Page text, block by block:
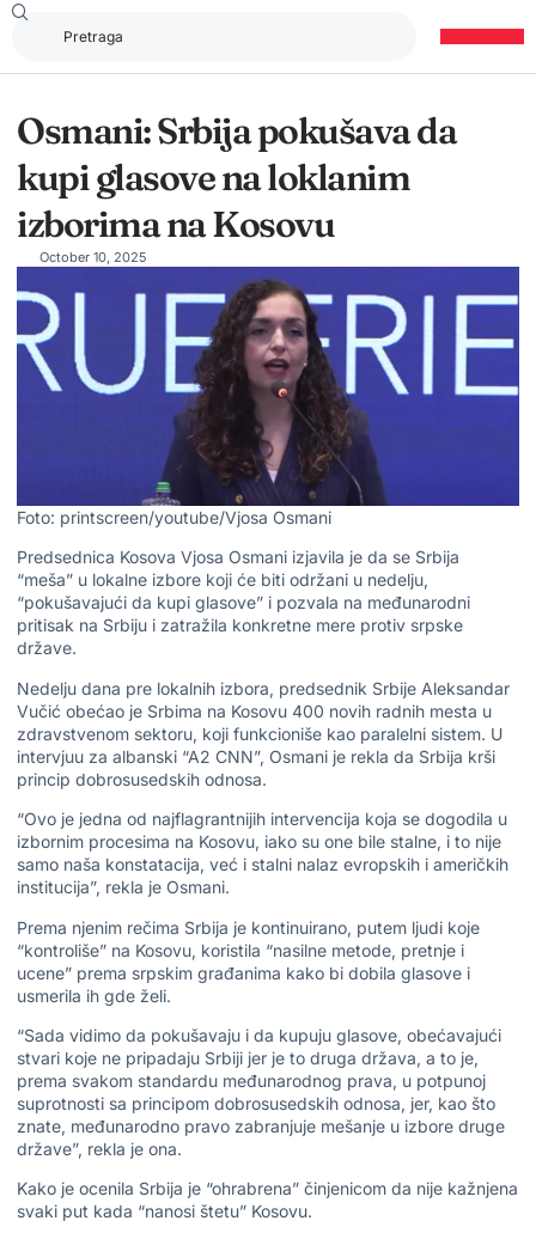
Osmani: Srbija pokušava da
kupi glasove na loklanim
izborima na Kosovu
October 10, 2025
Foto: printscreen/youtube/Vjosa Osmani
Predsednica Kosova Vjosa Osmani izjavila je da se Srbija
“meša” u lokalne izbore koji će biti održani u nedelju,
“pokušavajući da kupi glasove” i pozvala na međunarodni
pritisak na Srbiju i zatražila konkretne mere protiv srpske
države.
Nedelju dana pre lokalnih izbora, predsednik Srbije Aleksandar
Vučić obećao je Srbima na Kosovu 400 novih radnih mesta u
zdravstvenom sektoru, koji funkcioniše kao paralelni sistem. U
intervjuu za albanski “A2 CNN”, Osmani je rekla da Srbija krši
princip dobrosusedskih odnosa.
“Ovo je jedna od najflagrantnijih intervencija koja se dogodila u
izbornim procesima na Kosovu, iako su one bile stalne, i to nije
samo naša konstatacija, već i stalni nalaz evropskih i američkih
institucija”, rekla je Osmani.
Prema njenim rečima Srbija je kontinuirano, putem ljudi koje
“kontroliše” na Kosovu, koristila “nasilne metode, pretnje i
ucene” prema srpskim građanima kako bi dobila glasove i
usmerila ih gde želi.
“Sada vidimo da pokušavaju i da kupuju glasove, obećavajući
stvari koje ne pripadaju Srbiji jer je to druga država, a to je,
prema svakom standardu međunarodnog prava, u potpunoj
suprotnosti sa principom dobrosusedskih odnosa, jer, kao što
znate, međunarodno pravo zabranjuje mešanje u izbore druge
države”, rekla je ona.
Kako je ocenila Srbija je “ohrabrena” činjenicom da nije kažnjena
svaki put kada “nanosi štetu” Kosovu.